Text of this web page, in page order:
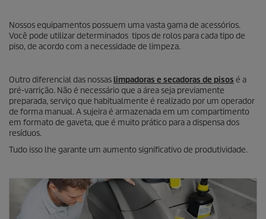
Nossos equipamentos possuem uma vasta gama de acessórios.
Você pode utilizar determinados tipos de rolos para cada tipo de
piso, de acordo com a necessidade de limpeza.
Outro diferencial das nossas limpadoras e secadoras de pisos é a
pré-varrição. Não é necessário que a área seja previamente
preparada, serviço que habitualmente é realizado por um operador
de forma manual. A sujeira é armazenada em um compartimento
em formato de gaveta, que é muito prático para a dispensa dos
resíduos.
Tudo isso lhe garante um aumento significativo de produtividade.